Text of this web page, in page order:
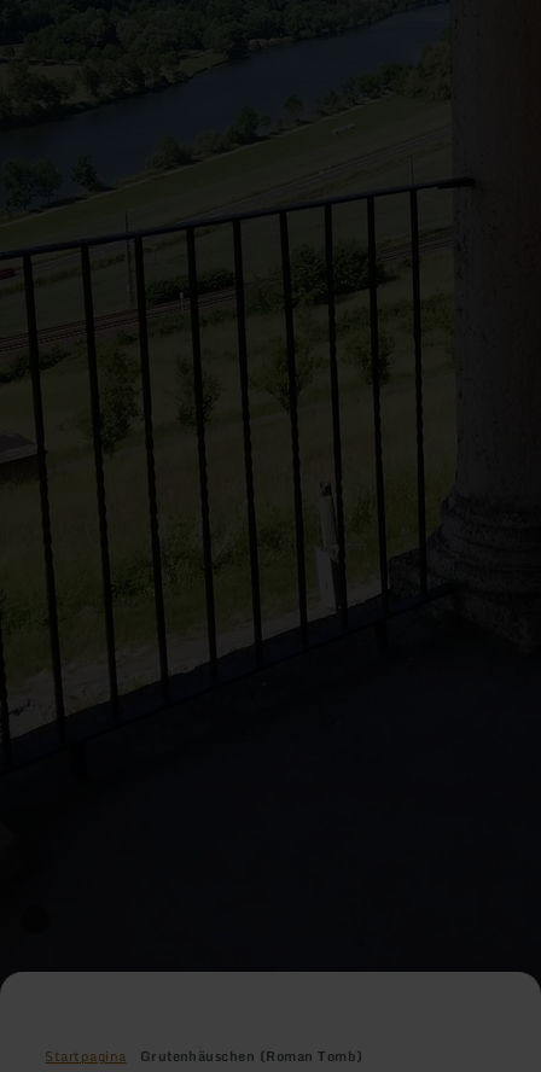
Startpagina Grutenhäuschen (Roman Tomb)